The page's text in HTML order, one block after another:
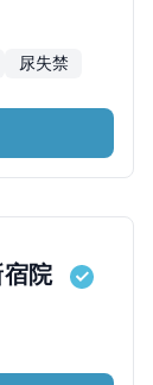
尿失禁
院